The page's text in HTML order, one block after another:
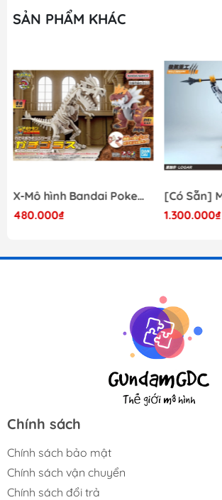
SẢN PHẨM KHÁC
X-Mô hình Bandai Pokemon PLAMO COLLECTION Fossil Pokemon Series Tyrantrum
480.000₫
1.300.000₫
Chính sách
Chính sách bảo mật
Chính sách vận chuyển
Chính sách đổi trả